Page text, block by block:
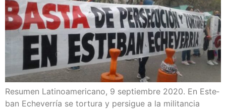
Resu­men Lati­no­ame­ri­cano, 9 sep­tiem­bre 2020. En Este­
ban Eche­ve­rría se tor­tu­ra y per­si­gue a la mili­tan­cia